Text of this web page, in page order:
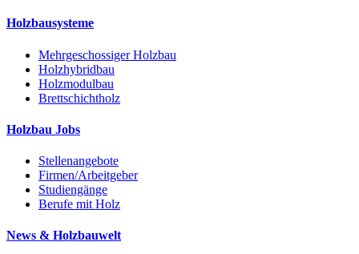
Holzbausysteme
Mehrgeschossiger Holzbau
Holzhybridbau
Holzmodulbau
Brettschichtholz
Holzbau Jobs
Stellenangebote
Firmen/Arbeitgeber
Studiengänge
Berufe mit Holz
News & Holzbauwelt